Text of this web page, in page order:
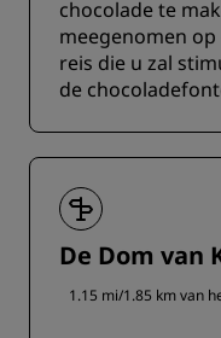
chocolade te
meegenomen
reis die u zal
de
De Dom van
1.15 mi/1.85 km van